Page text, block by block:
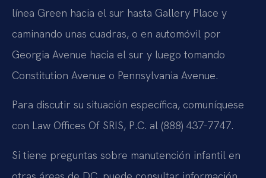
línea Green hacia el sur hasta Gallery Place y
caminando unas cuadras, o en automóvil por
Georgia Avenue hacia el sur y luego tomando
Constitution Avenue o Pennsylvania Avenue.
Para discutir su situación específica, comuníquese
con Law Offices Of SRIS, P.C. al (888) 437-7747.
Si tiene preguntas sobre manutención infantil en